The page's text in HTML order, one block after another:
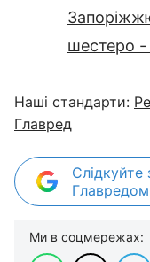
шестеро
Наші стандарти:
Главред
Ми в соцмережах: